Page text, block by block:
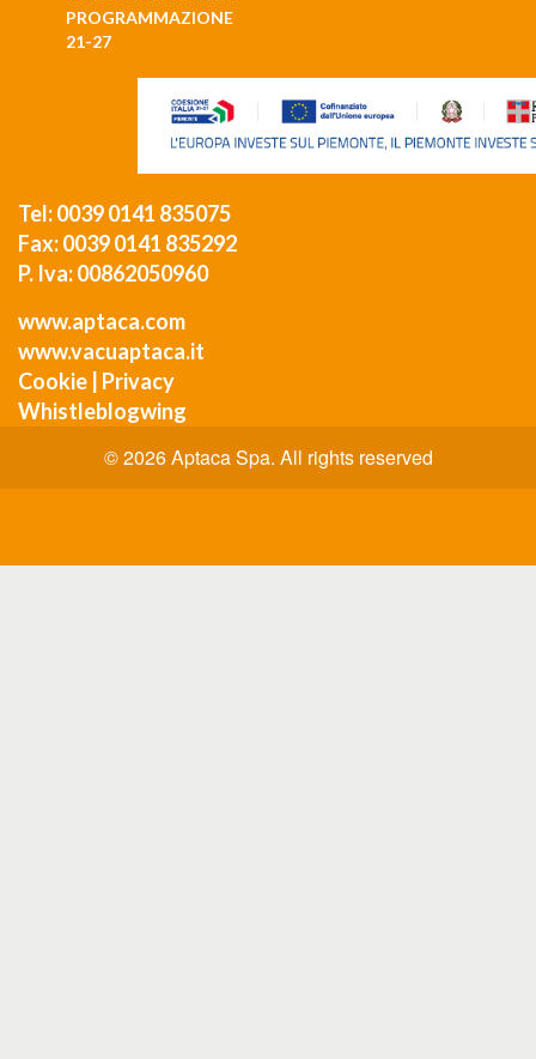
PROGRAMMAZIONE
21-27
Tel: 0039 0141 835075
Fax: 0039 0141 835292
P. Iva: 00862050960
www.aptaca.com
www.vacuaptaca.it
Cookie Privacy
Whistleblogwing
© 2026 Aptaca Spa. All rights reserved